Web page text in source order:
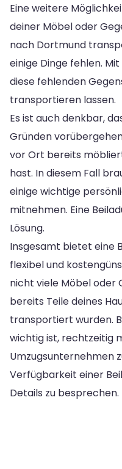
Eine weitere
deiner Möbel oder
nach Dortmund
einige Dinge fehlen.
diese fehlenden
transportieren lassen.
Es ist auch denkbar,
Gründen
vor Ort bereits
hast. In diesem Fall
einige wichtige
mitnehmen. Eine
Lösung.
Insgesamt bietet eine
flexibel und
nicht viele Möbel oder
bereits Teile deines
transportiert wurden.
wichtig ist, rechtzeitig
Umzugsunternehmen
Verfügbarkeit einer
Details zu besprechen.